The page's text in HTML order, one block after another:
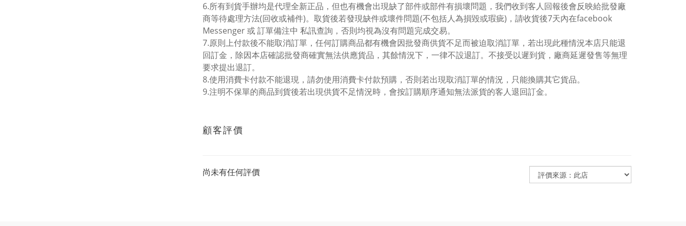
6.所有到貨手辦均是代理全新正品，但也有機會出現缺了部件或部件有損壞問題，我們收到客人回報後會反映給批發廠
商等待處理方法(回收或補件)。取貨後若發現缺件或壞件問題(不包括人為損毀或瑕疵)，請收貨後7天內在facebook
Messenger 或 訂單備注中 私訊查詢，否則均視為沒有問題完成交易。
7.原則上付款後不能取消訂單，任何訂購商品都有機會因批發商供貨不足而被迫取消訂單，若出現此種情況本店只能退
回訂金，除因本店確認批發商確實無法供應貨品，其餘情況下，一律不設退訂。不接受以遲到貨，廠商延遲發售等無理
要求提出退訂。
8.使用消費卡付款不能退現，請勿使用消費卡付款預購，否則若出現取消訂單的情況，只能換購其它貨品。
9.注明不保單的商品到貨後若出現供貨不足情況時，會按訂購順序通知無法派貨的客人退回訂金。
顧客評價
尚未有任何評價